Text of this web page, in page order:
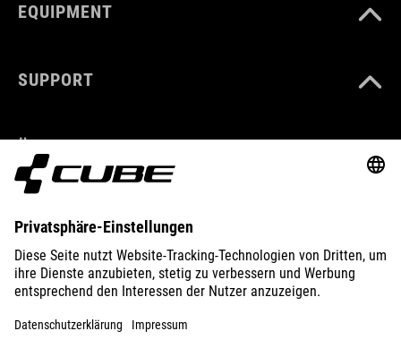
EQUIPMENT
SUPPORT
ÜBER UNS